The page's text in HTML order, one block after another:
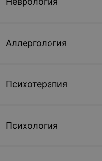
Аллергология
Психотерапия
Психология